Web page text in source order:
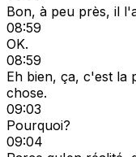
Bon, à peu près, il
08:59
OK.
08:59
Eh bien, ça, c'est la
chose.
09:03
Pourquoi?
09:04